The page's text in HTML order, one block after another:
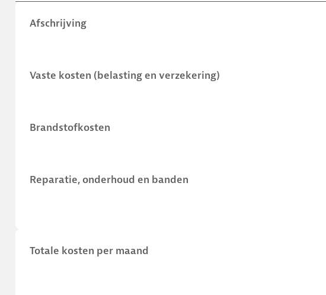
Afschrijving
Vaste kosten (belasting en verzekering)
Brandstofkosten
Reparatie, onderhoud en banden
Totale kosten per maand